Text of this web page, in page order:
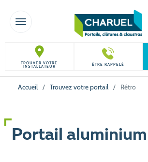
TOGGLE NAVIGATION
TROUVER VOTRE
INSTALLATEUR ÊTRE RAPPELÉ
Accueil / Trouvez votre portail / Rétro
Portail